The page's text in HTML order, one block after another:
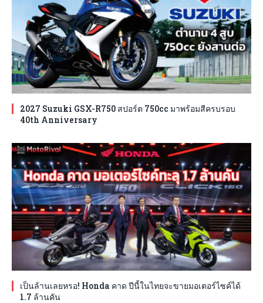
2027 Suzuki GSX-R750 สปอร์ต 750cc มาพร้อมสีครบรอบ
40th Anniversary
เป็นล้านเลยหรอ! Honda คาด ปีนี้ในไทยจะขายมอเตอร์ไซค์ได้
1.7 ล้านคัน